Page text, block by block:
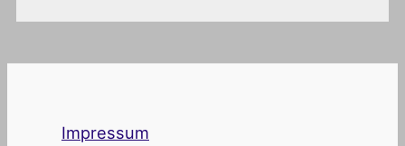
Impressum